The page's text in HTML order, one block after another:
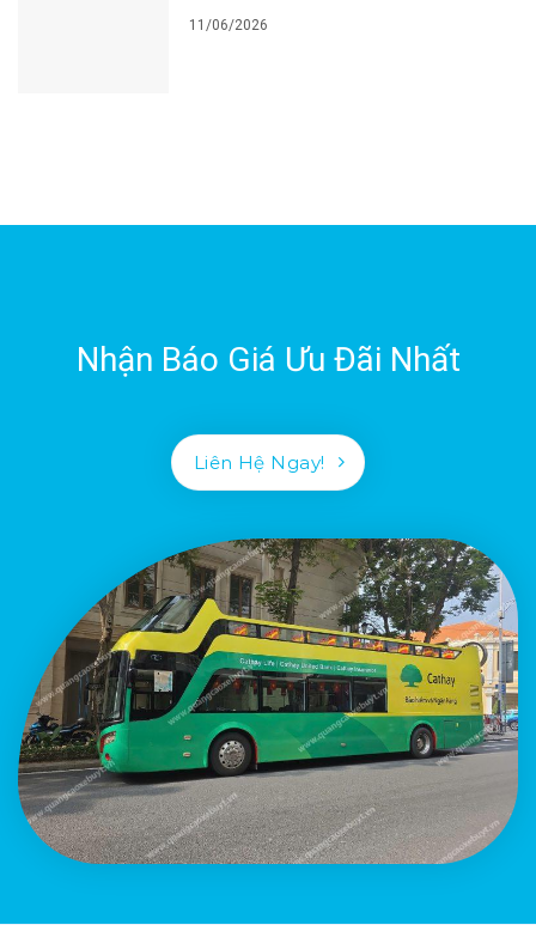
11/06/2026
Nhận Báo Giá Ưu Đãi Nhất
Liên Hệ Ngay!